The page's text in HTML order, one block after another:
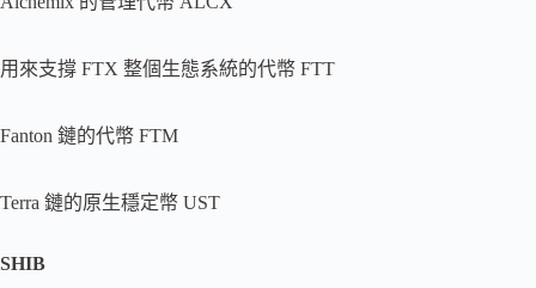
用來支撐 FTX 整個生態系統的代幣 FTT
Fanton 鏈的代幣 FTM
Terra 鏈的原生穩定幣 UST
SHIB